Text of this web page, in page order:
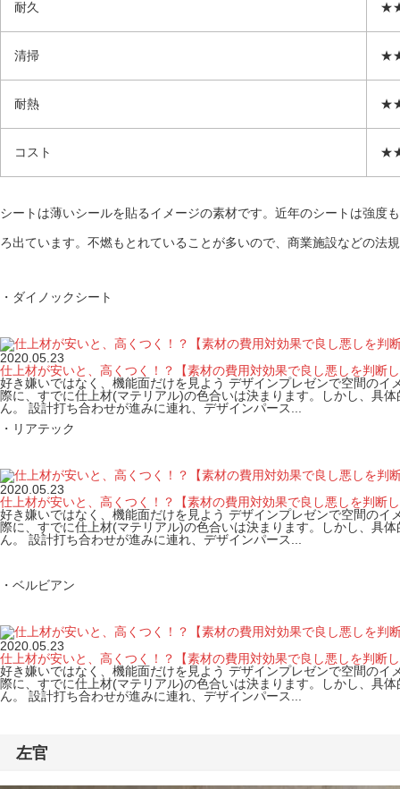
耐久
清掃
耐熱
コスト
シートは薄いシールを貼るイメージの素材です。近年のシートは強度
ろ出ています。不燃もとれていることが多いので、商業施設などの法
・ダイノックシート
2020.05.23
仕上材が安いと、高くつく！？【素材の費用対効果で良し悪しを判断
好き嫌いではなく、機能面だけを見よう デザインプレゼンで空間の
際に、すでに仕上材(マテリアル)の色合いは決まります。しかし、具
ん。 設計打ち合わせが進みに連れ、デザインパース...
・リアテック
2020.05.23
仕上材が安いと、高くつく！？【素材の費用対効果で良し悪しを判断
好き嫌いではなく、機能面だけを見よう デザインプレゼンで空間の
際に、すでに仕上材(マテリアル)の色合いは決まります。しかし、具
ん。 設計打ち合わせが進みに連れ、デザインパース...
・ベルビアン
2020.05.23
仕上材が安いと、高くつく！？【素材の費用対効果で良し悪しを判断
好き嫌いではなく、機能面だけを見よう デザインプレゼンで空間の
際に、すでに仕上材(マテリアル)の色合いは決まります。しかし、具
ん。 設計打ち合わせが進みに連れ、デザインパース...
左官